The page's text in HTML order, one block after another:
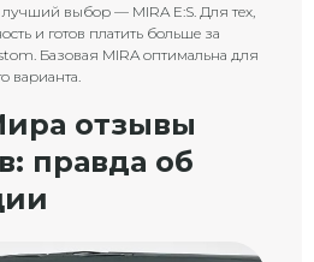
выбор — MIRA E:S. Для тех,
и готов платить больше за
Базовая MIRA оптимальна для
варианта.
отзывы
правда об